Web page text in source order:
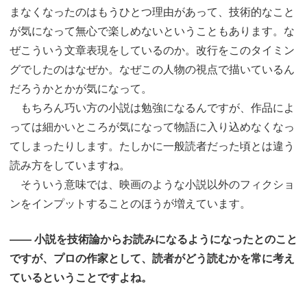
まなくなったのはもうひとつ理由があって、技術的なこと
が気になって無心で楽しめないということもあります。な
ぜこういう文章表現をしているのか。改行をこのタイミン
グでしたのはなぜか。なぜこの人物の視点で描いているん
だろうかとかが気になって。
もちろん巧い方の小説は勉強になるんですが、作品によ
っては細かいところが気になって物語に入り込めなくなっ
てしまったりします。たしかに一般読者だった頃とは違う
読み方をしていますね。
そういう意味では、映画のような小説以外のフィクショ
ンをインプットすることのほうが増えています。
―― 小説を技術論からお読みになるようになったとのこと
ですが、プロの作家として、読者がどう読むかを常に考え
ているということですよね。